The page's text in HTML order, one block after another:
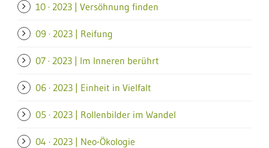
10 · 2023 | Versöhnung finden
09 · 2023 | Reifung
07 · 2023 | Im Inneren berührt
06 · 2023 | Einheit in Vielfalt
05 · 2023 | Rollenbilder im Wandel
04 · 2023 | Neo-Ökologie